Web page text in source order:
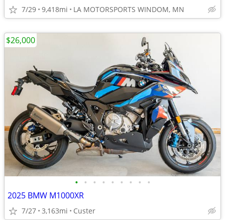
7/29 9,418mi LA MOTORSPORTS WINDOM, MN
• • • • • • • • •
2025 BMW M1000XR
7/27 3,163mi Custer
$26,000